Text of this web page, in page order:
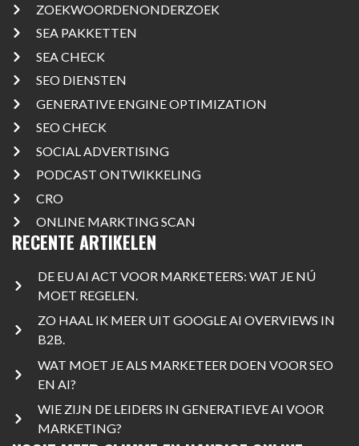
ZOEKWOORDENONDERZOEK
SEA PAKKETTEN
SEA CHECK
SEO DIENSTEN
GENERATIVE ENGINE OPTIMIZATION
SEO CHECK
SOCIAL ADVERTISING
PODCAST ONTWIKKELING
CRO
ONLINE MARKTING SCAN
RECENTE ARTIKELEN
DE EU AI ACT VOOR MARKETEERS: WAT JE NÚ
MOET REGELEN.
ZO HAAL IK MEER UIT GOOGLE AI OVERVIEWS IN
B2B.
WAT MOET JE ALS MARKETEER DOEN VOOR SEO
EN AI?
WIE ZIJN DE LEIDERS IN GENERATIEVE AI VOOR
MARKETING?